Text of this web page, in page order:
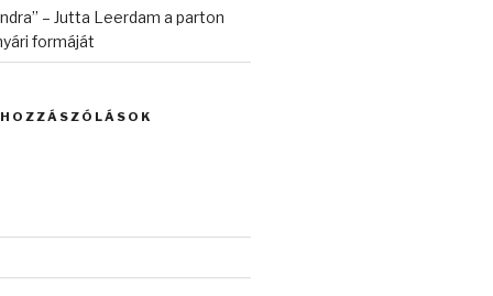
– Jutta Leerdam a parton
formáját